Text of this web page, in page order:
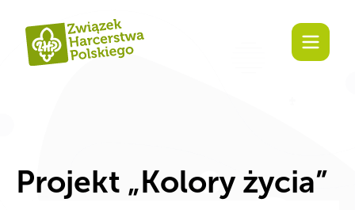
Projekt „Kolory życia”